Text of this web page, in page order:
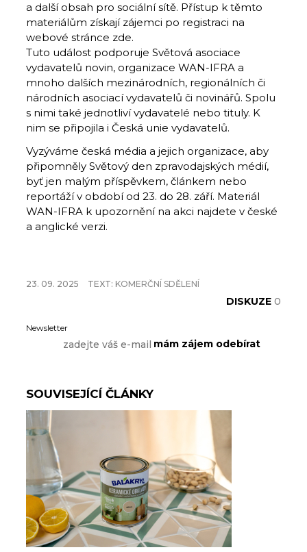
a další obsah pro sociální sítě. Přístup k těmto
materiálům získají zájemci po registraci na
webové stránce zde.
Tuto událost podporuje Světová asociace
vydavatelů novin, organizace WAN-IFRA a
mnoho dalších mezinárodních, regionálních či
národních asociací vydavatelů či novinářů. Spolu
s nimi také jednotliví vydavatelé nebo tituly. K
nim se připojila i Česká unie vydavatelů.
Vyzýváme česká média a jejich organizace, aby
připomněly Světový den zpravodajských médií,
byť jen malým příspěvkem, článkem nebo
reportáží v období od 23. do 28. září. Materiál
WAN-IFRA k upozornění na akci najdete v české
a anglické verzi.
23. 09. 2025 TEXT: KOMERČNÍ SDĚLENÍ
DISKUZE 0
Newsletter
SOUVISEJÍCÍ ČLÁNKY